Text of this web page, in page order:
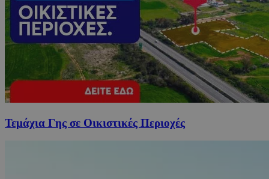
Τεμάχια Γης σε Οικιστικές Περιοχές